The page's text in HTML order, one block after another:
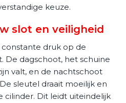
keuze.
slot en veiligheid
druk op de
De dagschoot, het schuine
valt, en de nachtschoot
sleutel draait moeilijk en
cilinder. Dit leidt uiteindelijk